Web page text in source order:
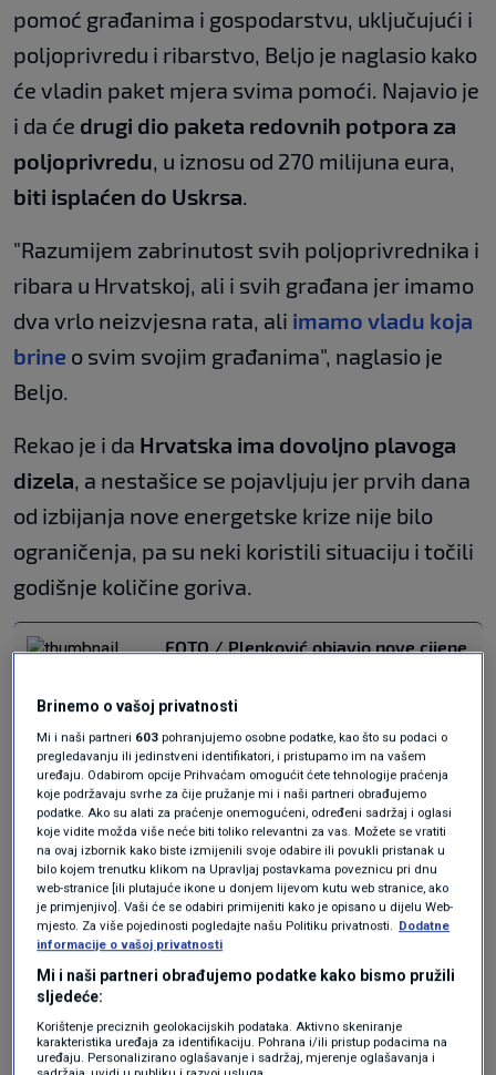
pomoć građanima i gospodarstvu, uključujući i
poljoprivredu i ribarstvo, Beljo je naglasio kako
će vladin paket mjera svima pomoći. Najavio je
i da će drugi dio paketa redovnih potpora za
poljoprivredu, u iznosu od 270 milijuna eura,
biti isplaćen do Uskrsa.
"Razumijem zabrinutost svih poljoprivrednika i
ribara u Hrvatskoj, ali i svih građana jer imamo
dva vrlo neizvjesna rata, ali imamo vladu koja
brine o svim svojim građanima", naglasio je
Beljo.
Rekao je i da Hrvatska ima dovoljno plavoga
dizela, a nestašice se pojavljuju jer prvih dana
od izbijanja nove energetske krize nije bilo
ograničenja, pa su neki koristili situaciju i točili
godišnje količine goriva.
FOTO / Plenković objavio nove cijene
VIJESTI|23. ožu.
Beljo očekuje smirivanje
situacije i stabilizaciju
cijena
Podsjetio je da se vlada odrekla trošarina na
plavi dizel, da je njegova cijena od 1,19 eura sad
visoka, ali uvjeren je da će i malim i velikim
poljoprivrednicima i ribarima pomoći vladine
Brinemo o vašoj privatnosti
Mi i naši partneri 603 pohranjujemo osobne podatke, kao što su podaci o
pregledavanju ili jedinstveni identifikatori, i pristupamo im na vašem
uređaju. Odabirom opcije Prihvaćam omogućit ćete tehnologije praćenja
koje podržavaju svrhe za čije pružanje mi i naši partneri obrađujemo
podatke. Ako su alati za praćenje onemogućeni, određeni sadržaj i oglasi
koje vidite možda više neće biti toliko relevantni za vas. Možete se vratiti
na ovaj izbornik kako biste izmijenili svoje odabire ili povukli pristanak u
bilo kojem trenutku klikom na Upravljaj postavkama poveznicu pri dnu
web-stranice [ili plutajuće ikone u donjem lijevom kutu web stranice, ako
je primjenjivo]. Vaši će se odabiri primijeniti kako je opisano u dijelu Web-
mjesto. Za više pojedinosti pogledajte našu Politiku privatnosti.
Dodatne
informacije o vašoj privatnosti
Mi i naši partneri obrađujemo podatke kako bismo pružili
sljedeće:
Korištenje preciznih geolokacijskih podataka. Aktivno skeniranje
karakteristika uređaja za identifikaciju. Pohrana i/ili pristup podacima na
uređaju. Personalizirano oglašavanje i sadržaj, mjerenje oglašavanja i